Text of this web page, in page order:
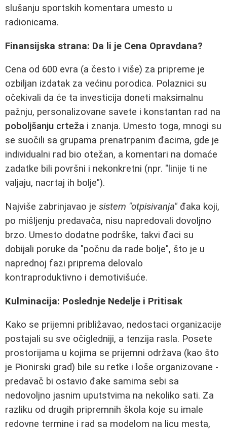
slušanju sportskih komentara umesto u
radionicama.
Finansijska strana: Da li je Cena Opravdana?
Cena od 600 evra (a često i više) za pripreme je
ozbiljan izdatak za većinu porodica. Polaznici su
očekivali da će ta investicija doneti maksimalnu
pažnju, personalizovane savete i konstantan rad na
poboljšanju crteža i znanja. Umesto toga, mnogi su
se suočili sa grupama prenatrpanim đacima, gde je
individualni rad bio otežan, a komentari na domaće
zadatke bili površni i nekonkretni (npr. "linije ti ne
valjaju, nacrtaj ih bolje").
Najviše zabrinjavao je sistem "otpisivanja" đaka koji,
po mišljenju predavača, nisu napredovali dovoljno
brzo. Umesto dodatne podrške, takvi đaci su
dobijali poruke da "počnu da rade bolje", što je u
naprednoj fazi priprema delovalo
kontraproduktivno i demotivišuće.
Kulminacija: Poslednje Nedelje i Pritisak
Kako se prijemni približavao, nedostaci organizacije
postajali su sve očigledniji, a tenzija rasla. Posete
prostorijama u kojima se prijemni održava (kao što
je Pionirski grad) bile su retke i loše organizovane -
predavač bi ostavio đake samima sebi sa
nedovoljno jasnim uputstvima na nekoliko sati. Za
razliku od drugih pripremnih škola koje su imale
redovne termine i rad sa modelom na licu mesta,